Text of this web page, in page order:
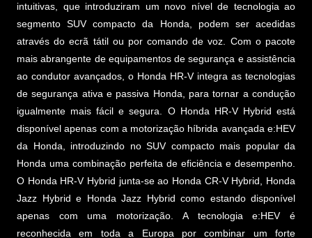
intuitivas, que introduziram um novo nível de tecnologia ao
segmento SUV compacto da Honda, podem ser acedidas
através do ecrã tátil ou por comando de voz. Com o pacote
mais abrangente de equipamentos de segurança e assistência
ao condutor avançados, o Honda HR-V integra as tecnologias
de segurança ativa e passiva Honda, para tornar a condução
igualmente mais fácil e segura. O Honda HR-V Hybrid está
disponível apenas com a motorização híbrida avançada e:HEV
da Honda, introduzindo no SUV compacto mais popular da
Honda uma combinação perfeita de eficiência e desempenho.
O Honda HR-V Hybrid junta-se ao Honda CR-V Hybrid, Honda
Jazz Hybrid e Honda Jazz Hybrid como estando disponível
apenas com uma motorização. A tecnologia e:HEV é
reconhecida em toda a Europa por combinar um forte